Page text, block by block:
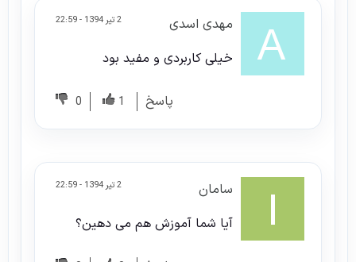
2 تیر 1394 - 22:59
مهدی اسدی
خیلی کاربردی و مفید بود
پاسخ 1
0
2 تیر 1394 - 22:59
سامان
آیا شما آموزش هم می دهین؟